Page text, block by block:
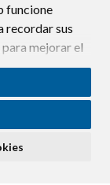
funcione
recordar sus
para mejorar el
botón